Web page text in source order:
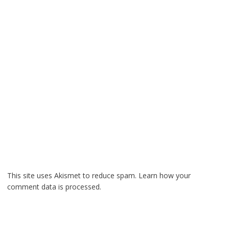
This site uses Akismet to reduce spam. Learn how your
comment data is processed.